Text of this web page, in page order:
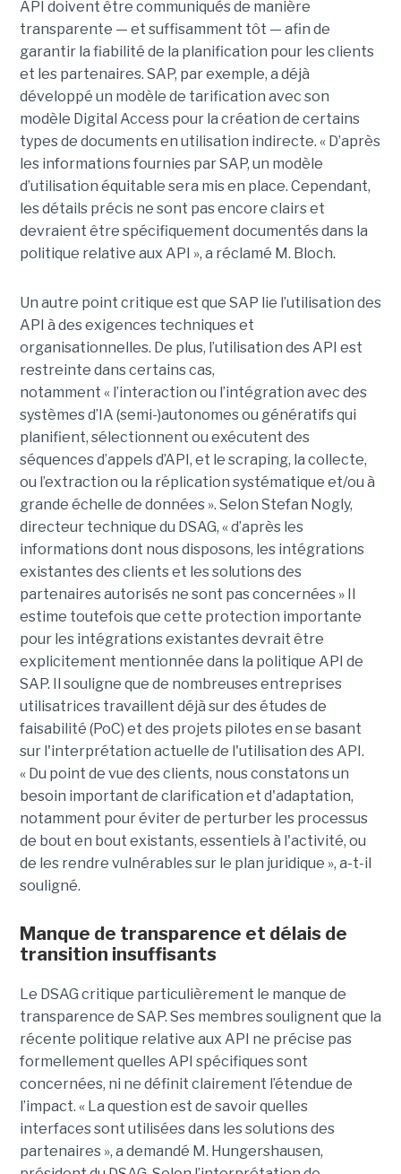
API doivent être communiqués de manière
transparente — et suffisamment tôt — afin de
garantir la fiabilité de la planification pour les clients
et les partenaires. SAP, par exemple, a déjà
développé un modèle de tarification avec son
modèle Digital Access pour la création de certains
types de documents en utilisation indirecte. « D’après
les informations fournies par SAP, un modèle
d’utilisation équitable sera mis en place. Cependant,
les détails précis ne sont pas encore clairs et
devraient être spécifiquement documentés dans la
politique relative aux API », a réclamé M. Bloch.
Un autre point critique est que SAP lie l’utilisation des
API à des exigences techniques et
organisationnelles. De plus, l’utilisation des API est
restreinte dans certains cas,
notamment « l’interaction ou l’intégration avec des
systèmes d’IA (semi-)autonomes ou génératifs qui
planifient, sélectionnent ou exécutent des
séquences d’appels d’API, et le scraping, la collecte,
ou l’extraction ou la réplication systématique et/ou à
grande échelle de données ». Selon Stefan Nogly,
directeur technique du DSAG, « d’après les
informations dont nous disposons, les intégrations
existantes des clients et les solutions des
partenaires autorisés ne sont pas concernées » Il
estime toutefois que cette protection importante
pour les intégrations existantes devrait être
explicitement mentionnée dans la politique API de
SAP. Il souligne que de nombreuses entreprises
utilisatrices travaillent déjà sur des études de
faisabilité (PoC) et des projets pilotes en se basant
sur l'interprétation actuelle de l'utilisation des API.
« Du point de vue des clients, nous constatons un
besoin important de clarification et d'adaptation,
notamment pour éviter de perturber les processus
de bout en bout existants, essentiels à l'activité, ou
de les rendre vulnérables sur le plan juridique », a-t-il
souligné.
Manque de transparence et délais de
transition insuffisants
Le DSAG critique particulièrement le manque de
transparence de SAP. Ses membres soulignent que la
récente politique relative aux API ne précise pas
formellement quelles API spécifiques sont
concernées, ni ne définit clairement l’étendue de
l’impact. « La question est de savoir quelles
interfaces sont utilisées dans les solutions des
partenaires », a demandé M. Hungershausen,